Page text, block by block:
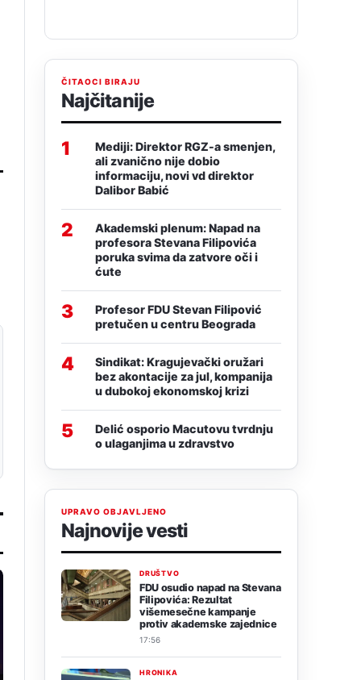
ČITAOCI BIRAJU
Najčitanije
1
Mediji: Direktor RGZ-a smenjen,
ali zvanično nije dobio
informaciju, novi vd direktor
Dalibor Babić
2
Akademski plenum: Napad na
profesora Stevana Filipovića
poruka svima da zatvore oči i
ćute
3
Profesor FDU Stevan Filipović
pretučen u centru Beograda
4
Sindikat: Kragujevački oružari
bez akontacije za jul, kompanija
u dubokoj ekonomskoj krizi
5
Delić osporio Macutovu tvrdnju
o ulaganjima u zdravstvo
UPRAVO OBJAVLJENO
Najnovije vesti
DRUŠTVO
FDU osudio napad na Stevana
Filipovića: Rezultat
višemesečne kampanje
protiv akademske zajednice
17:56
HRONIKA